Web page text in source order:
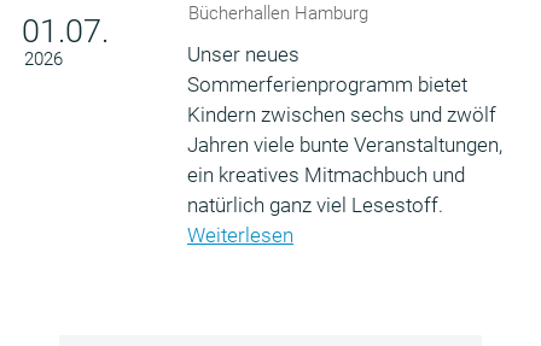
01.07.
2026
Bücherhallen Hamburg
Unser neues
Sommerferienprogramm bietet
Kindern zwischen sechs und zwölf
Jahren viele bunte Veranstaltungen,
ein kreatives Mitmachbuch und
natürlich ganz viel Lesestoff.
Weiterlesen